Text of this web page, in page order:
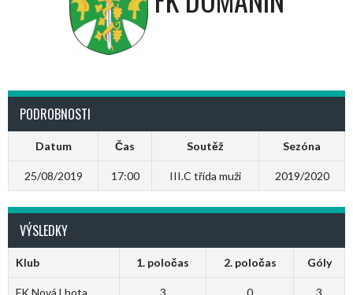
PODROBNOSTI
Datum Čas Soutěž Sezóna
25/08/2019 17:00 III.C třída muži 2019/2020
VÝSLEDKY
Klub 1. poločas 2. poločas Góly
FK Nová Lhota 3 0 3